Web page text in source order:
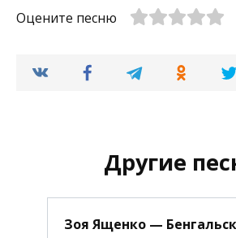
Оцените песню
Другие
Зоя Ященко —